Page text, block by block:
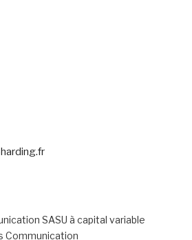
SASU à capital variable
Communication